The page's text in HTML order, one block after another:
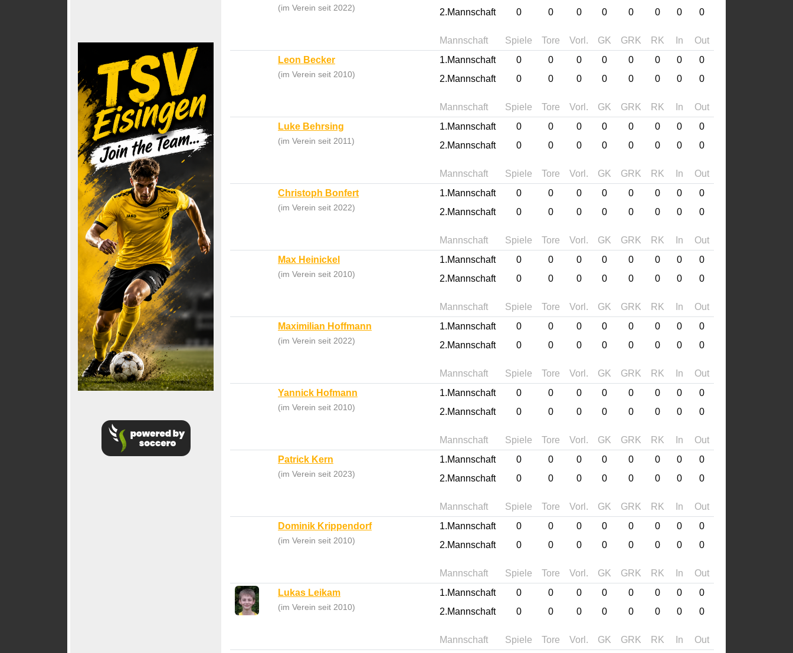
(im Verein seit 2022)
2.Mannschaft
0 0 0 0 0 0 0 0
Mannschaft Spiele Tore Vorl. GK GRK RK In
Out
Leon Becker
(im Verein seit 2010)
1.Mannschaft 0 0 0 0 0 0 0
0
2.Mannschaft
0 0 0 0 0 0 0 0
Mannschaft Spiele Tore Vorl. GK GRK RK In
Out
Luke Behrsing
(im Verein seit 2011)
1.Mannschaft 0 0 0 0 0 0 0
0
2.Mannschaft
0 0 0 0 0 0 0 0
Mannschaft Spiele Tore Vorl. GK GRK RK In
Out
Christoph Bonfert
(im Verein seit 2022)
1.Mannschaft 0 0 0 0 0 0 0
0
2.Mannschaft
0 0 0 0 0 0 0 0
Mannschaft Spiele Tore Vorl. GK GRK RK In
Out
Max Heinickel
(im Verein seit 2010)
1.Mannschaft 0 0 0 0 0 0 0
0
2.Mannschaft
0 0 0 0 0 0 0 0
Mannschaft Spiele Tore Vorl. GK GRK RK In
Out
Maximilian Hoffmann
(im Verein seit 2022)
1.Mannschaft 0 0 0 0 0 0 0
0
2.Mannschaft
0 0 0 0 0 0 0 0
Mannschaft Spiele Tore Vorl. GK GRK RK In
Out
Yannick Hofmann
(im Verein seit 2010)
1.Mannschaft 0 0 0 0 0 0 0
0
2.Mannschaft
0 0 0 0 0 0 0 0
Mannschaft Spiele Tore Vorl. GK GRK RK In
Out
Patrick Kern
(im Verein seit 2023)
1.Mannschaft 0 0 0 0 0 0 0
0
2.Mannschaft
0 0 0 0 0 0 0 0
Mannschaft Spiele Tore Vorl. GK GRK RK In
Out
Dominik Krippendorf
(im Verein seit 2010)
1.Mannschaft 0 0 0 0 0 0 0
0
2.Mannschaft
0 0 0 0 0 0 0 0
Mannschaft Spiele Tore Vorl. GK GRK RK In
Out
Lukas Leikam
(im Verein seit 2010)
1.Mannschaft 0 0 0 0 0 0 0
0
2.Mannschaft
0 0 0 0 0 0 0 0
Mannschaft Spiele Tore Vorl. GK GRK RK In
Out